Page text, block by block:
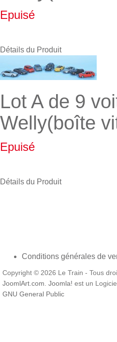
Epuisé
Détails du Produit
Lot A de 9
Welly(boîte
Epuisé
Détails du Produit
Conditions générales de
Copyright © 2026 Le Train - Tous
JoomlArt.com. Joomla! est un
GNU General Public